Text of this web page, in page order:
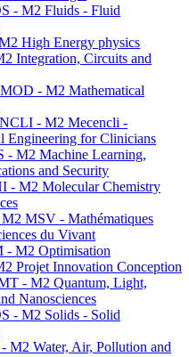
- M2 Fluids - Fluid
High Energy physics
Integration, Circuits and
- M2 Mathematical
- M2 Mecencli -
Engineering for Clinicians
- M2 Machine Learning,
and Security
- M2 Molecular Chemistry
MSV - Mathématiques
du Vivant
- M2 Optimisation
Projet Innovation Conception
- M2 Quantum, Light,
Nanosciences
- M2 Solids - Solid
M2 Water, Air, Pollution and